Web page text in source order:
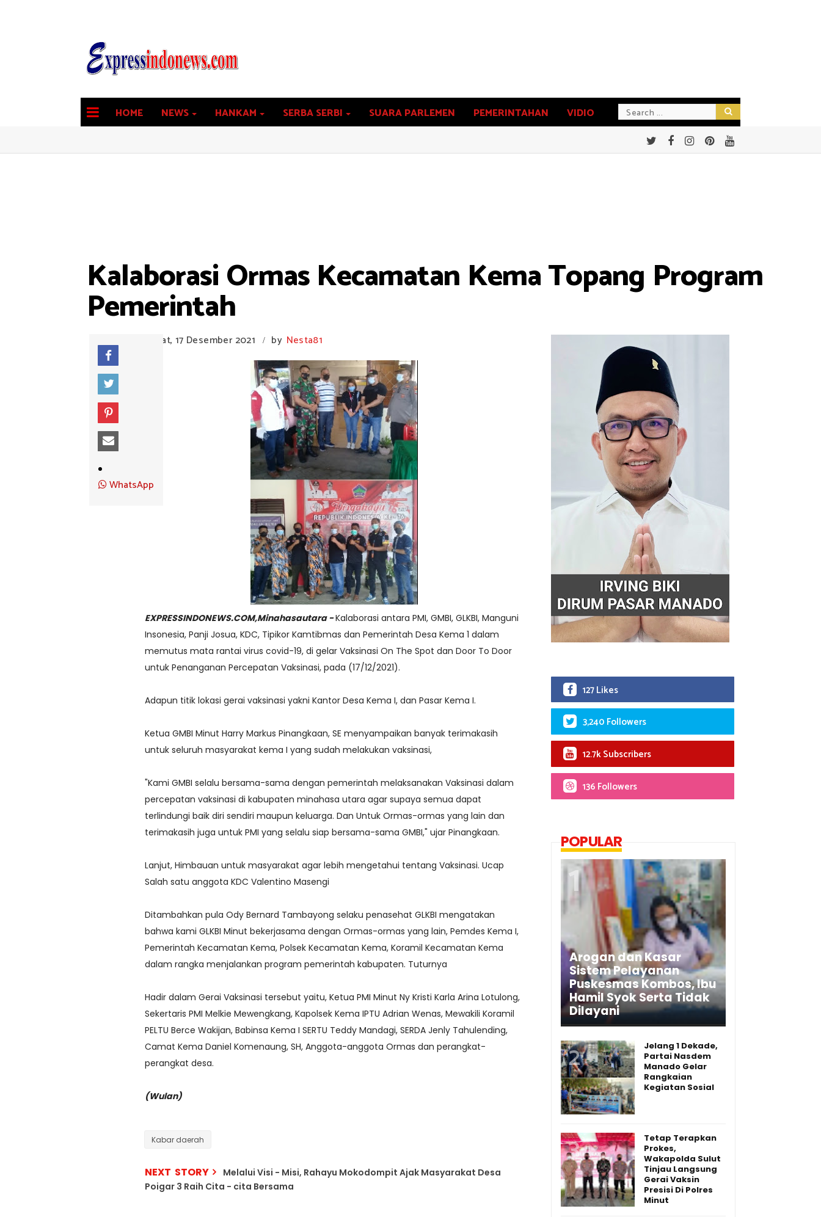
HOME NEWS HANKAM SERBA SERBI SUARA PARLEMEN PEMERINTAHAN VIDIO
Kalaborasi Ormas Kecamatan Kema Topang Program
Pemerintah
Jumat, 17 Desember 2021 / by Nesta81
WhatsApp
EXPRESSINDONEWS.COM,Minahasautara -Kalaborasi antara PMI, GMBI, GLKBI, Manguni
Insonesia, Panji Josua, KDC, Tipikor Kamtibmas dan Pemerintah Desa Kema 1 dalam
memutus mata rantai virus covid-19, di gelar Vaksinasi On The Spot dan Door To Door
untuk Penanganan Percepatan Vaksinasi, pada (17/12/2021).
Adapun titik lokasi gerai vaksinasi yakni Kantor Desa Kema I, dan Pasar Kema I.
Ketua GMBI Minut Harry Markus Pinangkaan, SE menyampaikan banyak terimakasih
untuk seluruh masyarakat kema I yang sudah melakukan vaksinasi,
"Kami GMBI selalu bersama-sama dengan pemerintah melaksanakan Vaksinasi dalam
percepatan vaksinasi di kabupaten minahasa utara agar supaya semua dapat
terlindungi baik diri sendiri maupun keluarga. Dan Untuk Ormas-ormas yang lain dan
terimakasih juga untuk PMI yang selalu siap bersama-sama GMBI," ujar Pinangkaan.
Lanjut, Himbauan untuk masyarakat agar lebih mengetahui tentang Vaksinasi. Ucap
Salah satu anggota KDC Valentino Masengi
Ditambahkan pula Ody Bernard Tambayong selaku penasehat GLKBI mengatakan
bahwa kami GLKBI Minut bekerjasama dengan Ormas-ormas yang lain, Pemdes Kema I,
Pemerintah Kecamatan Kema, Polsek Kecamatan Kema, Koramil Kecamatan Kema
dalam rangka menjalankan program pemerintah kabupaten. Tuturnya
Hadir dalam Gerai Vaksinasi tersebut yaitu, Ketua PMI Minut Ny Kristi Karla Arina Lotulong,
Sekertaris PMI Melkie Mewengkang, Kapolsek Kema IPTU Adrian Wenas, Mewakili Koramil
PELTU Berce Wakijan, Babinsa Kema I SERTU Teddy Mandagi, SERDA Jenly Tahulending,
Camat Kema Daniel Komenaung, SH, Anggota-anggota Ormas dan perangkat-
perangkat desa.
(Wulan)
Kabar daerah
NEXT STORY
Melalui Visi - Misi, Rahayu Mokodompit Ajak Masyarakat Desa
Poigar 3 Raih Cita - cita Bersama
127 Likes
3,240 Followers
12.7k Subscribers
136 Followers
POPULAR
Arogan dan Kasar
Sistem Pelayanan
Puskesmas Kombos, Ibu
Hamil Syok Serta Tidak
Dilayani
Jelang 1 Dekade,
Partai Nasdem
Manado Gelar
Rangkaian
Kegiatan Sosial
Tetap Terapkan
Prokes,
Wakapolda Sulut
Tinjau Langsung
Gerai Vaksin
Presisi Di Polres
Minut